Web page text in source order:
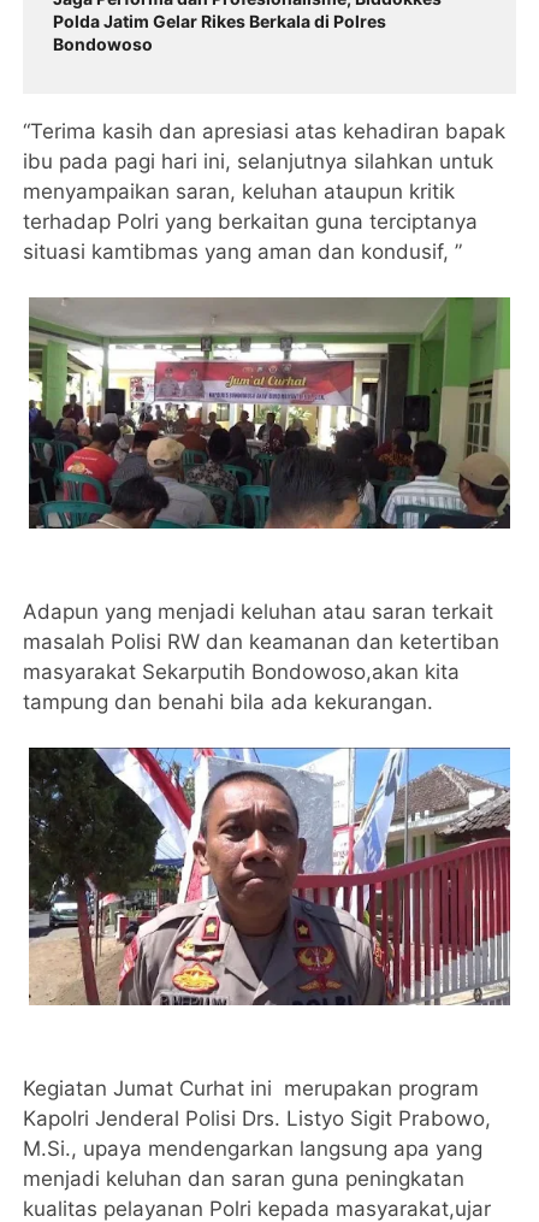
Polda Jatim Gelar Rikes Berkala di Polres
Bondowoso
“Terima kasih dan apresiasi atas kehadiran bapak
ibu pada pagi hari ini, selanjutnya silahkan untuk
menyampaikan saran, keluhan ataupun kritik
terhadap Polri yang berkaitan guna terciptanya
situasi kamtibmas yang aman dan kondusif, ”
Adapun yang menjadi keluhan atau saran terkait
masalah Polisi RW dan keamanan dan ketertiban
masyarakat Sekarputih Bondowoso,akan kita
tampung dan benahi bila ada kekurangan.
Kegiatan Jumat Curhat ini merupakan program
Kapolri Jenderal Polisi Drs. Listyo Sigit Prabowo,
M.Si., upaya mendengarkan langsung apa yang
menjadi keluhan dan saran guna peningkatan
kualitas pelayanan Polri kepada masyarakat,ujar